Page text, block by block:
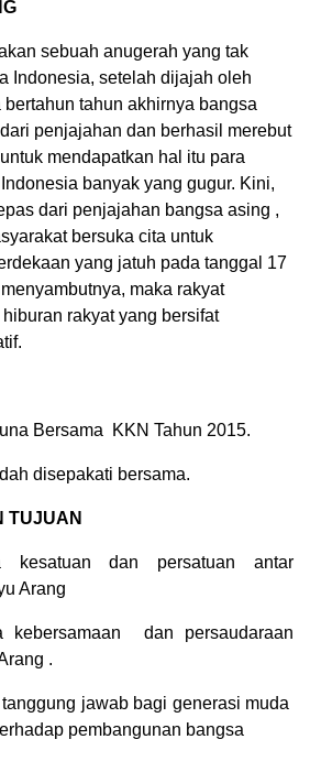
sebuah anugerah yang tak
Indonesia, setelah dijajah oleh
tahun akhirnya bangsa
penjajahan dan berhasil merebut
mendapatkan hal itu para
banyak yang gugur. Kini,
dari penjajahan bangsa asing ,
bersuka cita untuk
yang jatuh pada tanggal 17
maka rakyat
rakyat yang bersifat
Bersama KKN Tahun 2015.
disepakati bersama.
TUJUAN
kesatuan dan persatuan antar
Arang
kebersamaan dan persaudaraan
.
jawab bagi generasi muda
pembangunan bangsa